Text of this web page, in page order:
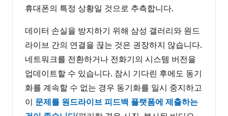
휴대폰의 특정 상황일 것으로 추측합니다.
데이터 손실을 방지하기 위해 삼성 갤러리와 원드
라이브 간의 연결을 끊는 것은 권장하지 않습니다.
네트워크를 전환하거나 전화기의 시스템 버전을
업데이트할 수 있습니다. 잠시 기다린 후에도 동기
화를 계속할 수 없는 경우 동기화를 일시 중지하고
이 문제를 원드라이브 피드백 플랫폼에 제출하는